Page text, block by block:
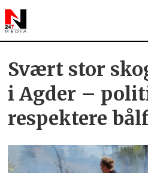
Tag:
agder
Svært stor
i Agder –
respektere